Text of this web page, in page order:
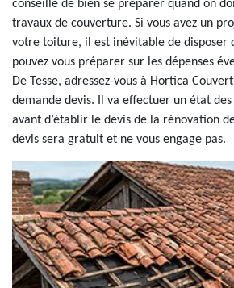
conseillé de bien se préparer quand on
travaux de couverture. Si vous avez un
votre toiture, il est inévitable de disposer
pouvez vous préparer sur les dépenses
De Tesse, adressez-vous à Hortica
demande devis. Il va effectuer un état
avant d’établir le devis de la rénovation
devis sera gratuit et ne vous engage pas.